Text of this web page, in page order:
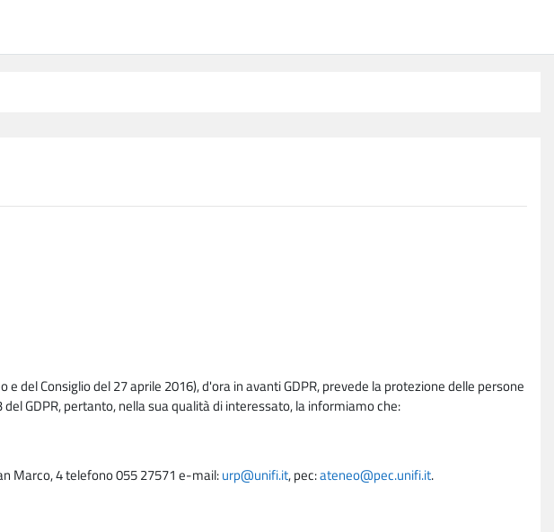
Consiglio del 27 aprile 2016), d'ora in avanti GDPR, prevede la protezione delle persone
GDPR, pertanto, nella sua qualità di interessato, la informiamo che:
Marco, 4 telefono 055 27571 e-mail:urp@unifi.it, pec:ateneo@pec.unifi.it.